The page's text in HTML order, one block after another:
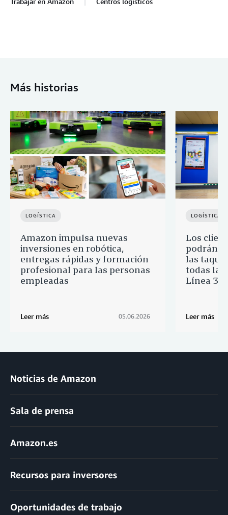
Más historias
LOGÍSTICA
Amazon impulsa nuevas
inversiones en robótica,
entregas rápidas y formación
profesional para las personas
empleadas
Leer más 05.06.2026
LOGÍSTICA
Los
podrán
las
todas las
Línea 3
Leer más
Noticias de Amazon
Sala de prensa
Amazon.es
Recursos para inversores
Oportunidades de trabajo